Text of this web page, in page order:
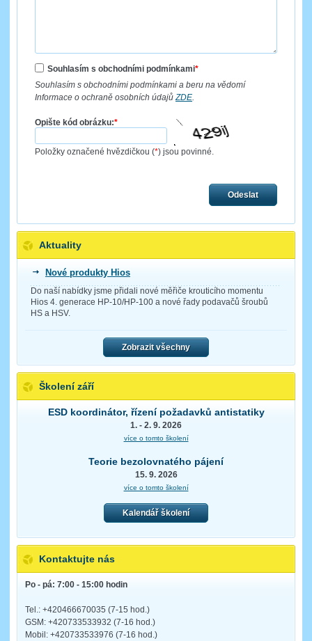
Souhlasím s obchodními podmínkami*
Souhlasím s obchodními podmínkami a beru na vědomí
Informace o ochraně osobních údajů ZDE
Opište kód obrázku:*
Položky označené hvězdičkou (*) jsou povinné.
Odeslat
Aktuality
Nové produkty Hios
Do naší nabídky jsme přidali nové měřiče krouticího momentu
Hios 4. generace HP-10/HP-100 a nové řady podavačů šroubů
HS a HSV.
Zobrazit všechny
Školení září
ESD koordinátor, řízení požadavků antistatiky
1. - 2. 9. 2026
více o tomto školení
Teorie bezolovnatého pájení
15. 9. 2026
více o tomto školení
Kalendář školení
Kontaktujte nás
Po - pá: 7:00 - 15:00 hodin
Tel.: +420466670035 (7-15 hod.)
GSM: +420733533932 (7-16 hod.)
Mobil: +420733533976 (7-16 hod.)